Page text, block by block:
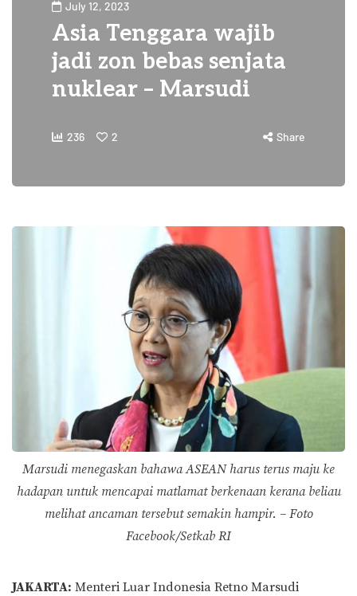
July 12, 2023
Asia Tenggara wajib
jadi zon bebas senjata
nuklear – Marsudi
236 2 Share
Marsudi menegaskan bahawa ASEAN harus terus maju ke
hadapan untuk mencapai matlamat berkenaan kerana beliau
melihat ancaman tersebut semakin hampir. – Foto
Facebook/Setkab RI
JAKARTA: Menteri Luar Indonesia Retno Marsudi